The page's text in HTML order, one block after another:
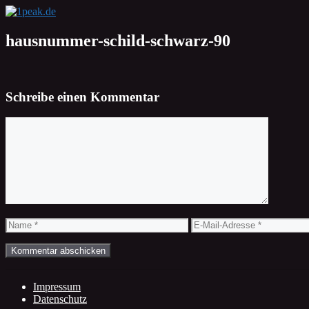
Zum
springen
hausnummer-schild-schwarz-90
Schreibe einen Kommentar
Name
E-
Mail-
Impressum
Datenschutz